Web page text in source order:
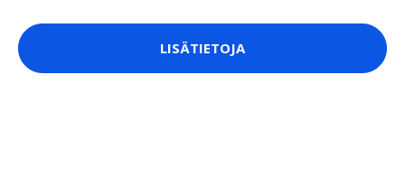
LISÄTIETOJA